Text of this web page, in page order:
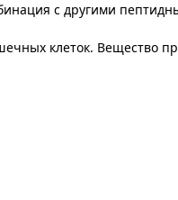
с другими
клеток. Вещество